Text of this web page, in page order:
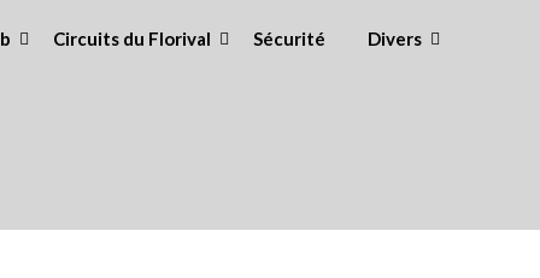
Circuits du Florival Sécurité Divers